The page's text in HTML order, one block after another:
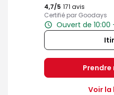
4,7/5 Note de 4.7 sur 5
171 avis
Certifié par Goodays
Ouvert de 10:00
Voir la